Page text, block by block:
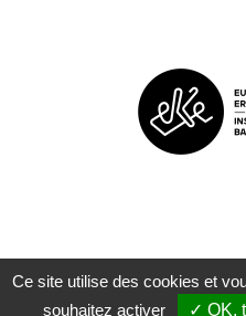
© ZAPART|
Ce site utilise des cookies et
souhaitez activer
✓ OK,